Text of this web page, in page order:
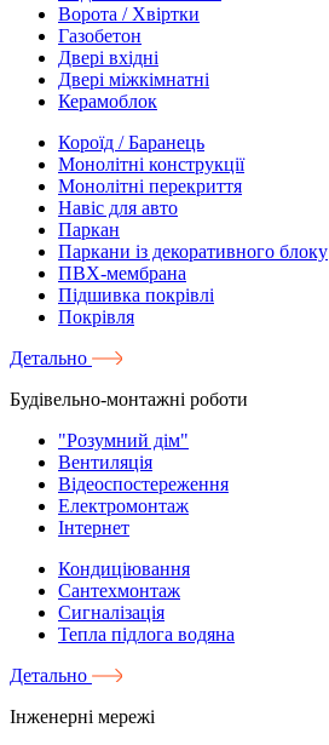
Ворота / Хвіртки
Газобетон
Двері вхідні
Двері міжкімнатні
Керамоблок
Короїд / Баранець
Монолітні конструкції
Монолітні перекриття
Навіс для авто
Паркан
Паркани із декоративного блоку
ПВХ-мембрана
Підшивка покрівлі
Покрівля
Детально
Будівельно-монтажні роботи
"Розумний дім"
Вентиляція
Відеоспостереження
Електромонтаж
Інтернет
Кондиціювання
Сантехмонтаж
Сигналізація
Тепла підлога водяна
Детально
Інженерні мережі